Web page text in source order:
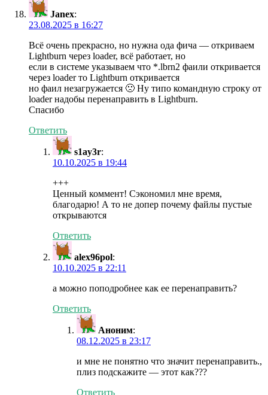
Janex:
23.08.2025 в 16:27
Всё очень прекрасно, но нужна ода фича — откриваем
Lightburn через loader, всё работает, но
если в системе указываем что *.lbrn2 фаили откривается
через loader то Lightburn откривается
но фаил незагружается 🙁 Ну типо командную строку от
loader надобы перенаправить в Lightburn.
Спасибо
Ответить
s1ay3r:
10.10.2025 в 19:44
+++
Ценный коммент! Сэкономил мне время,
благодарю! А то не допер почему файлы пустые
открываются
Ответить
alex96pol:
10.10.2025 в 22:11
а можно поподробнее как ее перенаправить?
Ответить
Аноним:
08.12.2025 в 23:17
и мне не понятно что значит перенаправить.,
плиз подскажите — этот как???
Ответить